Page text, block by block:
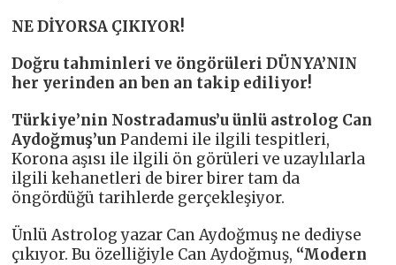
NE DİYORSA ÇIKIYOR!
Doğru tahminleri ve öngörüleri DÜNYA’NIN
her yerinden an ben an takip ediliyor!
Türkiye’nin Nostradamus’u ünlü astrolog Can
Aydoğmuş’un Pandemi ile ilgili tespitleri,
Korona aşısı ile ilgili ön görüleri ve uzaylılarla
ilgili kehanetleri de birer birer tam da
öngördüğü tarihlerde gerçekleşiyor.
Ünlü Astrolog yazar Can Aydoğmuş ne dediyse
çıkıyor. Bu özelliğiyle Can Aydoğmuş, “Modern